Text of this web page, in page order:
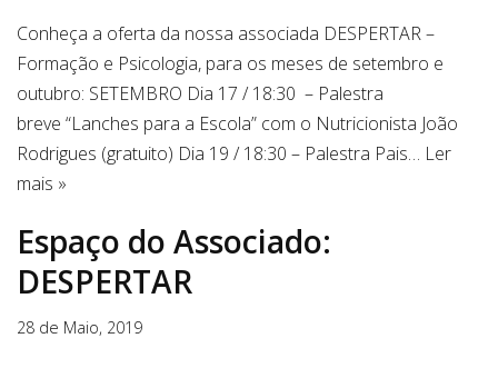
Conheça a oferta da nossa associada DESPERTAR –
Formação e Psicologia, para os meses de setembro e
outubro: SETEMBRO Dia 17 / 18:30 – Palestra
breve “Lanches para a Escola” com o Nutricionista João
Rodrigues (gratuito) Dia 19 / 18:30 – Palestra Pais… Ler
mais »
Espaço do Associado:
DESPERTAR
28 de Maio, 2019